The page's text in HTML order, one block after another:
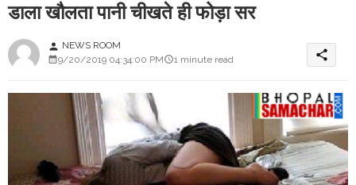
डाला खौलता पानी चीखते ही फोड़ा सर
person NEWS ROOM
9/20/2019 04:34:00 PM
1 minute read share